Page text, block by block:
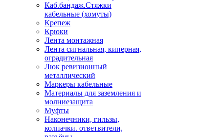
Каб.бандаж.Стяжки
кабельные (хомуты)
Крепеж
Крюки
Лента монтажная
Лента сигнальная, киперная,
оградительная
Люк ревизионный
металлический
Маркеры кабельные
Материалы для заземления и
молниезащита
Муфты
Наконечники, гильзы,
колпачки. ответвители,